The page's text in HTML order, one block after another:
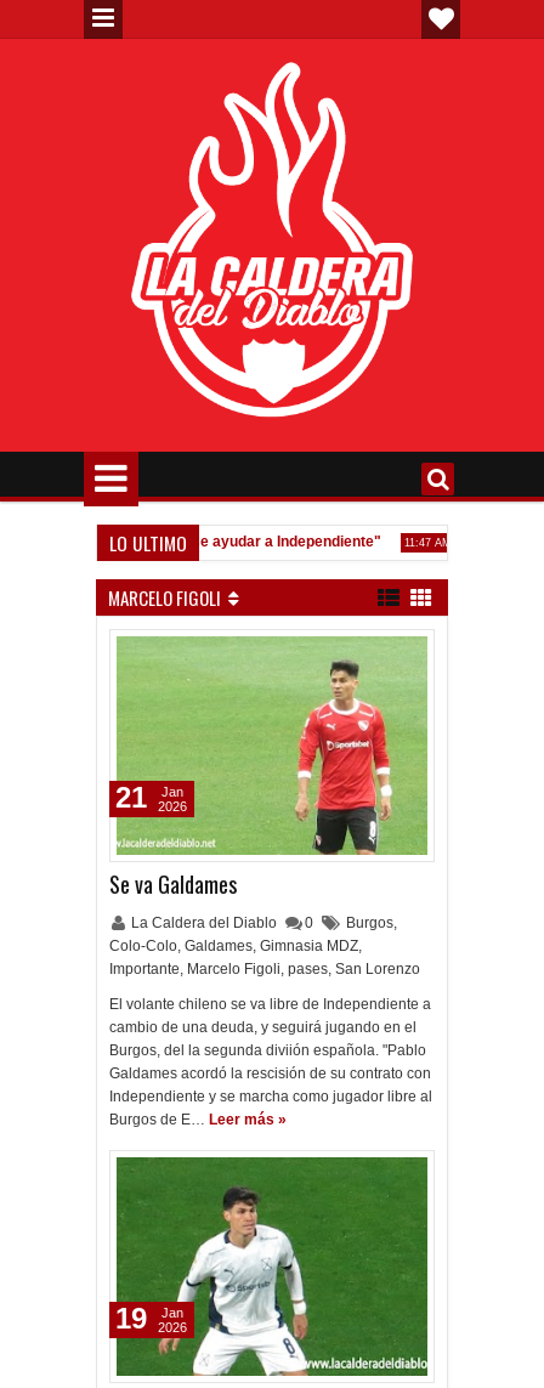
LO ULTIMO
"Siempre quise ayudar a Independiente" 11:47 AM
Homenaje a Jorge
MARCELO FIGOLI
Se va Galdames
La Caldera del Diablo 0 Burgos,
Colo-Colo, Galdames, Gimnasia MDZ,
Importante, Marcelo Figoli, pases, San Lorenzo
El volante chileno se va libre de Independiente a
cambio de una deuda, y seguirá jugando en el
Burgos, del la segunda diviión española. "Pablo
Galdames acordó la rescisión de su contrato con
Independiente y se marcha como jugador libre al
Burgos de E… Leer más »
21
Jan
2026
19
Jan
2026